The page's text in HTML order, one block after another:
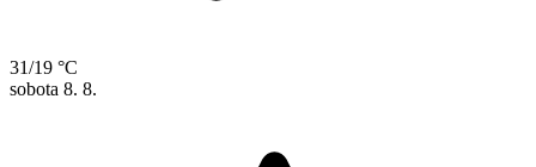
31/19 °C
sobota 8. 8.